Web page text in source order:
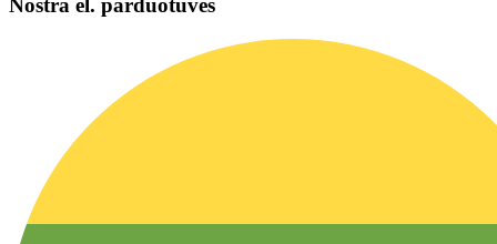
Nostra el. parduotuvės